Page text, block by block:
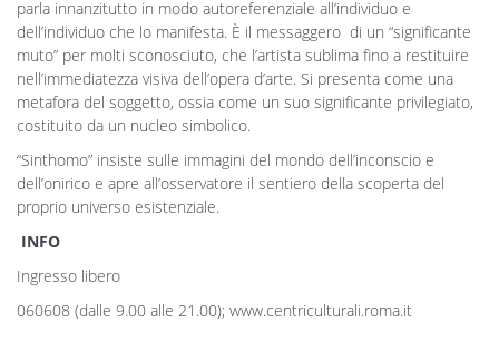
parla innanzitutto in modo autoreferenziale all’individuo e
dell’individuo che lo manifesta. È il messaggero di un “significante
muto” per molti sconosciuto, che l’artista sublima fino a restituire
nell’immediatezza visiva dell’opera d’arte. Si presenta come una
metafora del soggetto, ossia come un suo significante privilegiato,
costituito da un nucleo simbolico.
“Sinthomo” insiste sulle immagini del mondo dell’inconscio e
dell’onirico e apre all’osservatore il sentiero della scoperta del
proprio universo esistenziale.
INFO
Ingresso libero
060608 (dalle 9.00 alle 21.00); www.centriculturali.roma.it